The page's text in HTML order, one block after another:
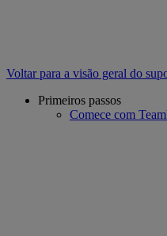
Voltar para a visão geral do
Primeiros passos
Comece com